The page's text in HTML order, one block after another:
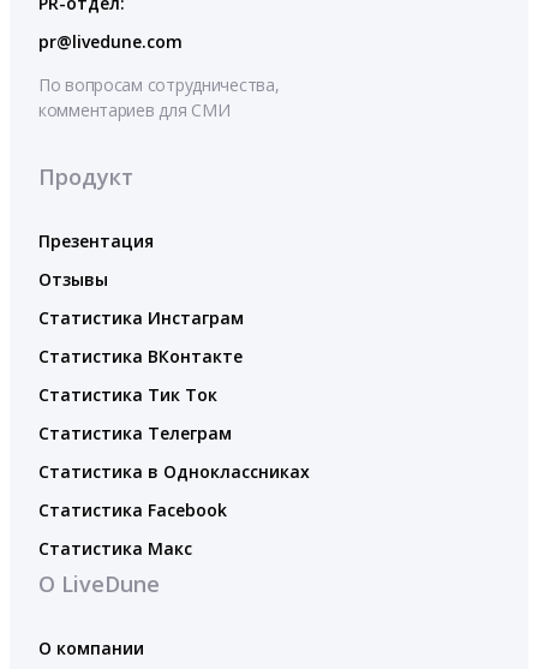
pr@livedune.com
По вопросам сотрудничества,
комментариев для СМИ
Продукт
Презентация
Отзывы
Статистика Инстаграм
Статистика ВКонтакте
Статистика Тик Ток
Статистика Телеграм
Статистика в Одноклассниках
Статистика Facebook
Статистика Макс
О LiveDune
О компании